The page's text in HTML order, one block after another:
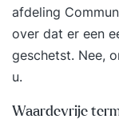
De post-hbo
voor op een
Management
afdeling
over dat er een
geschetst. Nee,
u.
Waardevrije